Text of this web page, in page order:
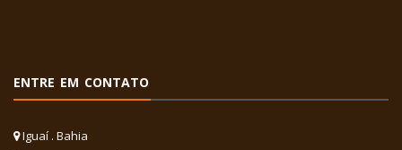
ENTRE EM CONTATO
Iguaí . Bahia